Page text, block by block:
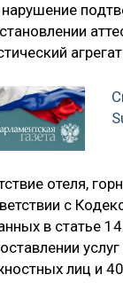
нарушение
отеля,
с
в статье
лиц и